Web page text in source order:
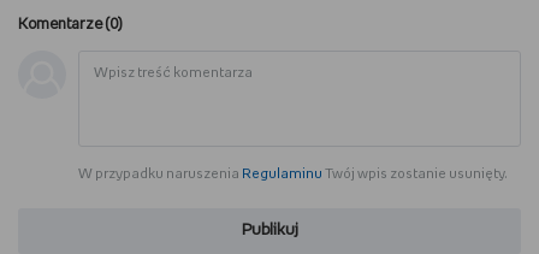
Komentarze (0)
W przypadku naruszenia Regulaminu Twój wpis zostanie usunięty.
Publikuj